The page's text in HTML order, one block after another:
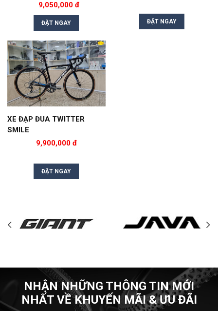
9,050,000 đ
ĐẶT NGAY ĐẶT NGAY
XE ĐẠP ĐUA TWITTER
SMILE
9,900,000 đ
ĐẶT NGAY
NHẬN NHỮNG THÔNG TIN MỚI
NHẤT VỀ KHUYẾN MÃI & ƯU ĐÃI